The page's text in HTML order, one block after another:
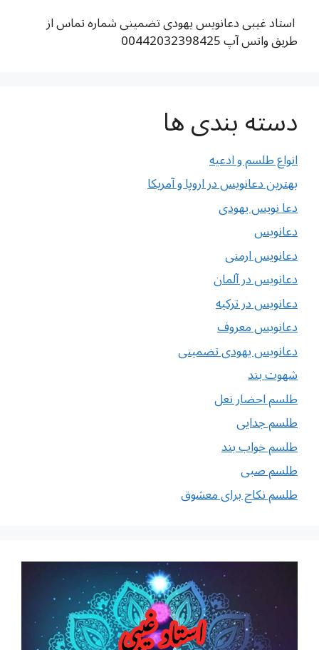
استاد غیبی دعانویس یهودی تضمینی شماره تماس از
طریق واتس آپ 00442032398425
دسته بندی ها
انواع طلسم و ادعیه
بهترین دعانویس در اروپا و آمریکا
دعا نویس یهودی
دعانویس
دعانویس ارمنی
دعانویس در آلمان
دعانویس در ترکیه
دعانویس معروف
دعانویس یهودی تضمینی
شهوت بند
طلسم احضار نعل
طلسم جدایی
طلسم خواب بند
طلسم صبی
طلسم نکاح برای معشوق